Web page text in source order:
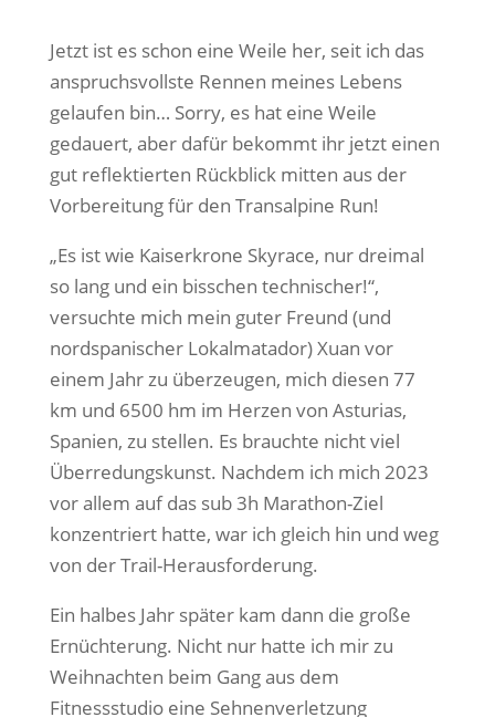
Jetzt ist es schon eine Weile her, seit ich das
anspruchsvollste Rennen meines Lebens
gelaufen bin… Sorry, es hat eine Weile
gedauert, aber dafür bekommt ihr jetzt einen
gut reflektierten Rückblick mitten aus der
Vorbereitung für den Transalpine Run!
„Es ist wie Kaiserkrone Skyrace, nur dreimal
so lang und ein bisschen technischer!“,
versuchte mich mein guter Freund (und
nordspanischer Lokalmatador) Xuan vor
einem Jahr zu überzeugen, mich diesen 77
km und 6500 hm im Herzen von Asturias,
Spanien, zu stellen. Es brauchte nicht viel
Überredungskunst. Nachdem ich mich 2023
vor allem auf das sub 3h Marathon-Ziel
konzentriert hatte, war ich gleich hin und weg
von der Trail-Herausforderung.
Ein halbes Jahr später kam dann die große
Ernüchterung. Nicht nur hatte ich mir zu
Weihnachten beim Gang aus dem
Fitnessstudio eine Sehnenverletzung